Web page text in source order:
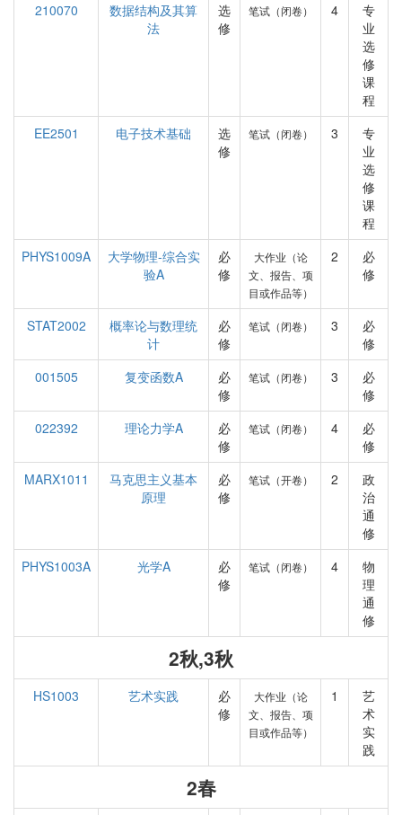
210070
数据结构及其算
法
选
修
笔试（闭卷） 4
专
业
选
修
课
程
EE2501
电子技术基础
选
修
笔试（闭卷） 3
专
业
选
修
课
程
PHYS1009A
大学物理-综合实
验A
必
修
大作业（论
文、报告、项
目或作品等）
2
必
修
STAT2002
概率论与数理统
计
必
修
笔试（闭卷） 3
必
修
001505
复变函数A
必
修
笔试（闭卷） 3
必
修
022392
理论力学A
必
修
笔试（闭卷） 4
必
修
MARX1011
马克思主义基本
原理
必
修
笔试（开卷） 2
政
治
通
修
PHYS1003A
光学A
必
修
笔试（闭卷） 4
物
理
通
修
2秋,3秋
HS1003 艺术实践
必
修
大作业（论
文、报告、项
目或作品等）
1
艺
术
实
践
2春